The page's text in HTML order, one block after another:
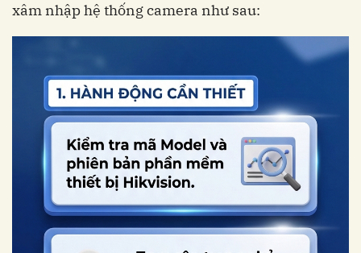
xâm nhập hệ thống camera như sau: